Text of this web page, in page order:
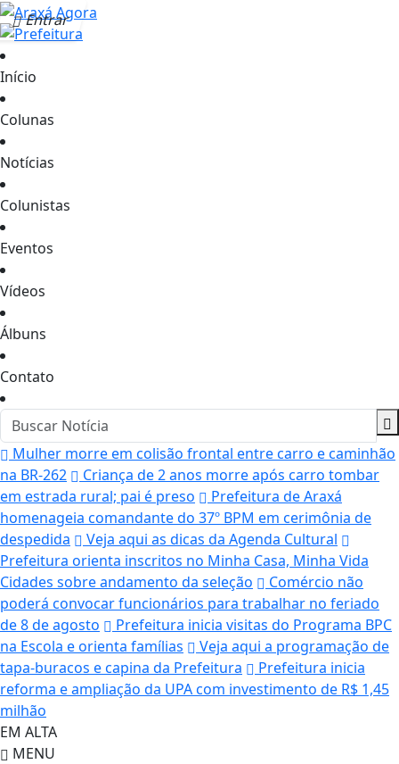
Entrar
Início
Colunas
Notícias
Colunistas
Eventos
Vídeos
Álbuns
Contato
Mulher morre em colisão frontal entre carro e caminhão
na BR-262
Criança de 2 anos morre após carro tombar
em estrada rural; pai é preso
Prefeitura de Araxá
homenageia comandante do 37º BPM em cerimônia de
despedida
Veja aqui as dicas da Agenda Cultural
Prefeitura orienta inscritos no Minha Casa, Minha Vida
Cidades sobre andamento da seleção
Comércio não
poderá convocar funcionários para trabalhar no feriado
de 8 de agosto
Prefeitura inicia visitas do Programa BPC
na Escola e orienta famílias
Veja aqui a programação de
tapa-buracos e capina da Prefeitura
Prefeitura inicia
reforma e ampliação da UPA com investimento de R$ 1,45
milhão
EM ALTA
MENU